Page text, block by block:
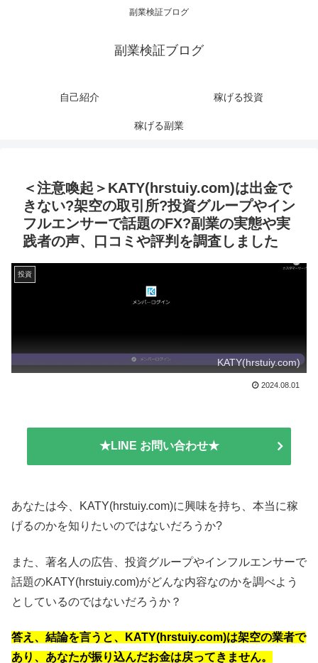
副業検証ブログ
副業検証ブログ
自己紹介 稼げる投資
稼げる副業
＜注意喚起＞KATY(hrstuiy.com)は出金で
きない?架空の取引所?投資グループやイン
フルエンサーで話題のFX?副業の実態や実
践者の声、口コミや評判を調査しました
投資
KATY(hrstuiy.com)
2024.08.01
★LINE お問い合わせ★
あなたは今、KATY(hrstuiy.com)に興味を持ち、本当に稼
げるのかを知りたいのではないだろうか?
また、著名人の広告、投資グループやインフルエンサーで
話題のKATY(hrstuiy.com)がどんな内容なのかを調べよう
としているのではないだろうか？
答え、結論を言うと、
KATY(hrstuiy.com)は架空の業者で
あり、あなたが振り込んだお金は戻ってきません。